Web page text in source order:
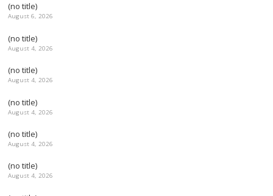
(no title)
August 6, 2026
(no title)
August 4, 2026
(no title)
August 4, 2026
(no title)
August 4, 2026
(no title)
August 4, 2026
(no title)
August 4, 2026